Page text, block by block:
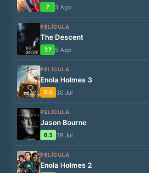
7 5 Ago
PELÍCULA
The Descent
7.7 5 Ago
PELÍCULA
Enola Holmes 3
5.6 30 Jul
PELÍCULA
Jason Bourne
6.5 29 Jul
PELÍCULA
Enola Holmes 2